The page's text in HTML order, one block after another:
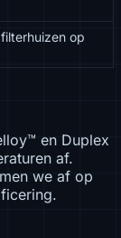
op
en Duplex
af.
we af op